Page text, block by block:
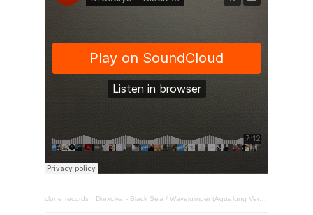
clone records · Drexciya - Black Sea / Wavejumper (Aqualung Versions)